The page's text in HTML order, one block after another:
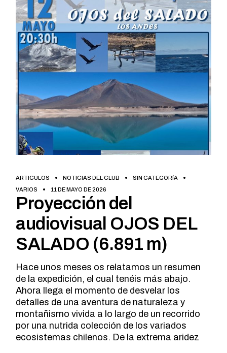
ARTICULOS NOTICIAS DEL CLUB
SIN CATEGORÍA
VARIOS
11 DE MAYO DE 2026
Proyección del
audiovisual OJOS DEL
SALADO (6.891 m)
Hace unos meses os relatamos un resumen
de la expedición, el cual tenéis más abajo.
Ahora llega el momento de desvelar los
detalles de una aventura de naturaleza y
montañismo vivida a lo largo de un recorrido
por una nutrida colección de los variados
ecosistemas chilenos. De la extrema aridez